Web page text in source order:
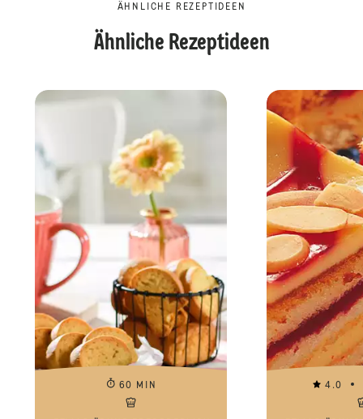
ÄHNLICHE REZEPTIDEEN
Ähnliche Rezeptideen
60 MIN 4.0